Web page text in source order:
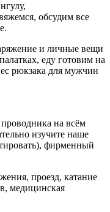
обсудим все
и личные вещи
еду готовим на
рюкзака для мужчин
на всём
изучите наше
фирменный
проезд, катание
медицинская